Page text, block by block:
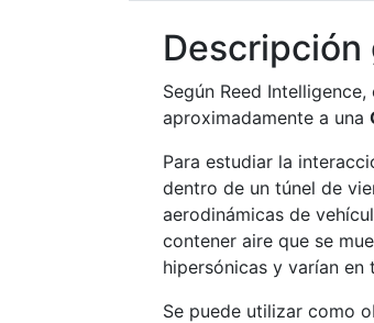
Descripción
Según Reed
aproximadamente a una
Para estudiar la
dentro de un túnel de
aerodinámicas de
contener aire que se
hipersónicas y varían en
Se puede utilizar como